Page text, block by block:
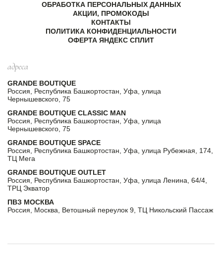
ОБРАБОТКА ПЕРСОНАЛЬНЫХ ДАННЫХ
АКЦИИ, ПРОМОКОДЫ
КОНТАКТЫ
ПОЛИТИКА КОНФИДЕНЦИАЛЬНОСТИ
ОФЕРТА ЯНДЕКС СПЛИТ
адреса
GRANDE BOUTIQUE
Россия, Республика Башкортостан, Уфа, улица
Чернышевского, 75
GRANDE BOUTIQUE CLASSIC MAN
Россия, Республика Башкортостан, Уфа, улица
Чернышевского, 75
GRANDE BOUTIQUE SPACE
Россия, Республика Башкортостан, Уфа, улица Рубежная, 174,
ТЦ Мега
GRANDE BOUTIQUE OUTLET
Россия, Республика Башкортостан, Уфа, улица Ленина, 64/4,
ТРЦ Экватор
ПВЗ МОСКВА
Россия, Москва, Ветошный переулок 9, ТЦ Никольский Пассаж